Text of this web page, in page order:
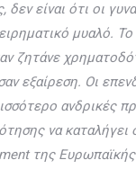
είναι ότι οι
μυαλό.
ζητάνε
εξαίρεση. Οι
ανδρικές
να καταλήγει
της